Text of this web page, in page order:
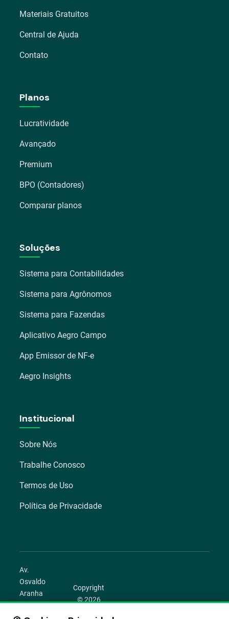
Materiais Gratuitos
Central de Ajuda
Contato
Planos
Lucratividade
Avançado
Premium
BPO (Contadores)
Comparar planos
Soluções
Sistema para Contabilidades
Sistema para Agrônomos
Sistema para Fazendas
Aplicativo Aegro Campo
App Emissor de NF-e
Aegro Insights
Institucional
Sobre Nós
Trabalhe Conosco
Termos de Uso
Política de Privacidade
Av.
Osvaldo
Aranha
1022 –
Bom
Copyright
© 2026